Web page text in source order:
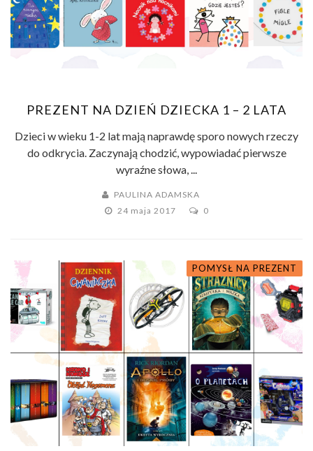
PREZENT NA DZIEŃ DZIECKA 1 – 2 LATA
Dzieci w wieku 1-2 lat mają naprawdę sporo nowych rzeczy
do odkrycia. Zaczynają chodzić, wypowiadać pierwsze
wyraźne słowa, ...
PAULINA ADAMSKA
24 maja 2017
0
POMYSŁ NA PREZENT